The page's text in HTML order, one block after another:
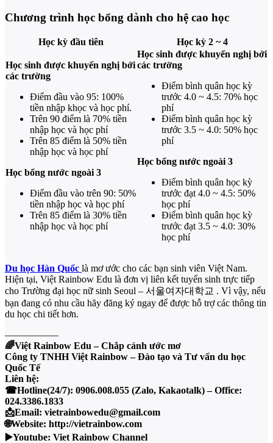
Chương trình học bổng dành cho hệ cao học
Học kỳ đầu tiên Học kỳ 2 ~ 4
Học sinh được khuyến nghị bởi
các trường
Điểm đầu vào 95: 100%
tiền nhập khọc và học phí.
Trên 90 điểm là 70% tiền
nhập học và học phí
Trên 85 điểm là 50% tiền
nhập học và học phí
Học bổng nước ngoài 3
Điểm đầu vào trên 90: 50%
tiền nhập học và học phí
Trên 85 điểm là 30% tiền
nhập học và học phí
Học sinh được khuyến nghị bởi
các trường
Điểm bình quân học kỳ
trước 4.0 ~ 4.5: 70% học
phí
Điểm bình quân học kỳ
trước 3.5 ~ 4.0: 50% học
phí
Học bổng nước ngoài 3
Điểm bình quân học kỳ
trước đạt 4.0 ~ 4.5: 50%
học phí
Điểm bình quân học kỳ
trước đạt 3.5 ~ 4.0: 30%
học phí
Du học Hàn Quốc là mơ ước cho các bạn sinh viên Việt Nam.
Hiện tại, Việt Rainbow Edu là đơn vị liên kết tuyển sinh trực tiếp
cho Trường đại học nữ sinh Seoul – 서울여자대학교 . Vì vậy, nếu
bạn đang có nhu cầu hãy đăng ký ngay để được hỗ trợ các thông tin
du học chi tiết hơn.
—————–
🌈Việt Rainbow Edu – Chắp cánh ước mơ
Công ty TNHH Việt Rainbow – Đào tạo và Tư vấn du học
Quốc Tế
Liên hệ:
☎Hotline(24/7): 0906.008.055 (Zalo, Kakaotalk) – Office:
024.3386.1833
📩Email: vietrainbowedu@gmail.com
🌐Website: http://vietrainbow.com
▶️Youtube: Viet Rainbow Channel